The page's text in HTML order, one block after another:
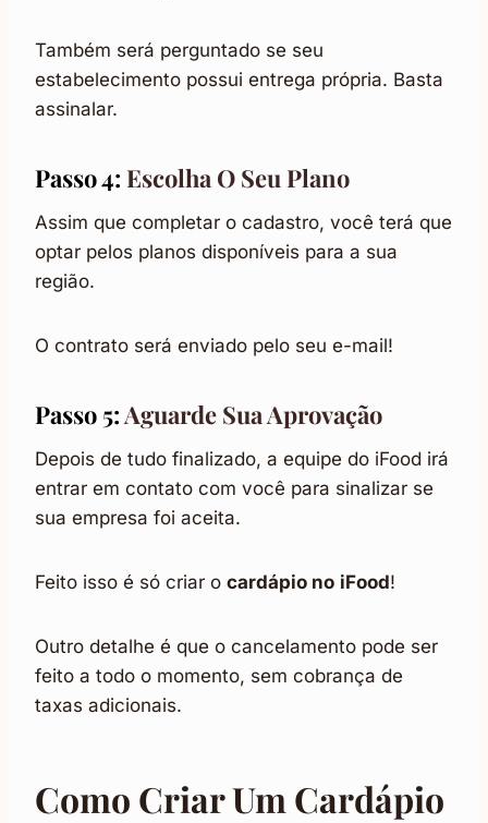
Também será perguntado se seu
estabelecimento possui entrega própria. Basta
assinalar.
Passo 4: Escolha O Seu Plano
Assim que completar o cadastro, você terá que
optar pelos planos disponíveis para a sua
região.
O contrato será enviado pelo seu e-mail!
Passo 5:Aguarde Sua Aprovação
Depois de tudo finalizado, a equipe do iFood irá
entrar em contato com você para sinalizar se
sua empresa foi aceita.
Feito isso é só criar o cardápio no iFood!
Outro detalhe é que o cancelamento pode ser
feito a todo o momento, sem cobrança de
taxas adicionais.
Como Criar Um Cardápio